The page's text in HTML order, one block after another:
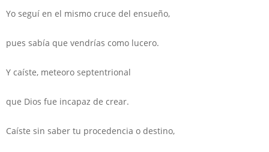
Yo seguí en el mismo cruce del ensueño,
pues sabía que vendrías como lucero.
Y caíste, meteoro septentrional
que Dios fue incapaz de crear.
Caíste sin saber tu procedencia o destino,